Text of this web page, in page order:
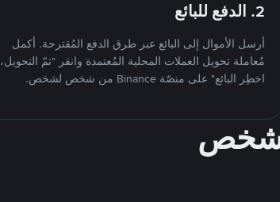
2. الدفع للبائع
أرسل الأموال إلى البائع عبر طرق الدفع المُقترحة. أكمل
مُعاملة تحويل العملات المحلية المُعتمدة وانقر "تمّ التحويل،
اخطِر البائع" على منصّة Binance من شخص لشخص.
لشخص